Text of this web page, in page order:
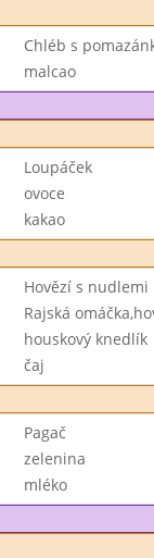
Chléb s
malcao
Loupáček
ovoce
kakao
Hovězí s nudlemi
Rajská
houskový knedlík
čaj
Pagač
zelenina
mléko